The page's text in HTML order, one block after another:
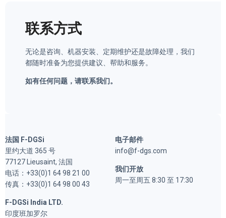
联系方式
无论是咨询、机器安装、定期维护还是故障处理，我们
都随时准备为您提供建议、帮助和服务。
如有任何问题，请联系我们。
法国 F-DGSi
里约大道 365 号
77127 Lieusaint, 法国
电话：+33(0)1 64 98 21 00
传真：+33(0)1 64 98 00 43
F-DGSi India LTD.
印度班加罗尔
电子邮件
info@f-dgs.com
我们开放
周一至周五 8:30 至 17:30